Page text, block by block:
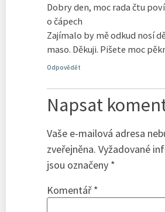
Dobry den, moc rada čtu
o čápech
Zajímalo by mě odkud nosí
maso. Děkuji. Pišete moc
Odpovědět
Napsat
Vaše e-mailová adresa
zveřejněna. Vyžadované
jsou označeny *
Komentář*